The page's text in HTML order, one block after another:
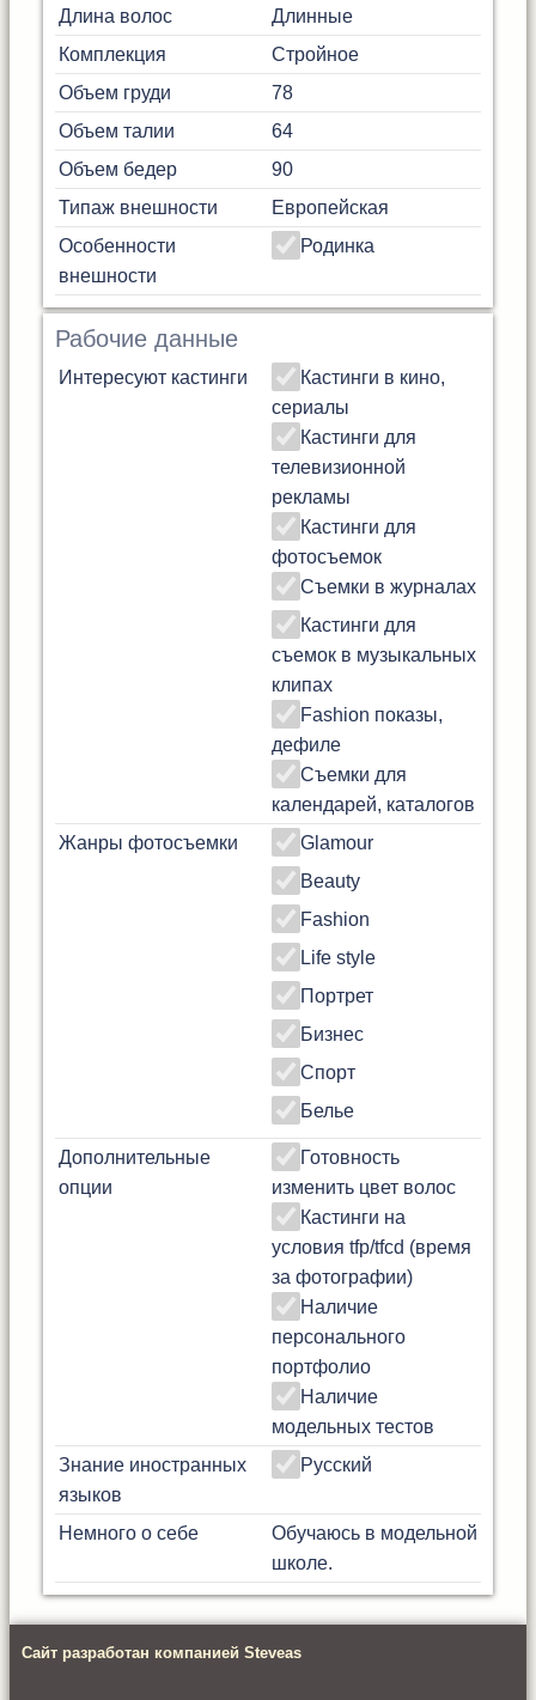
Длина волос
Длинные
Комплекция
Стройное
Объем груди
78
Объем талии
64
Объем бедер
90
Типаж внешности
Европейская
Особенности
внешности
Родинка
Рабочие данные
Интересуют кастинги
Кастинги в кино,
сериалы
Кастинги для
телевизионной
рекламы
Кастинги для
фотосъемок
Съемки в журналах
Кастинги для
съемок в музыкальных
клипах
Fashion показы,
дефиле
Съемки для
календарей, каталогов
Жанры фотосъемки
Glamour
Beauty
Fashion
Life style
Портрет
Бизнес
Спорт
Белье
Дополнительные
опции
Готовность
изменить цвет волос
Кастинги на
условия tfp/tfcd (время
за фотографии)
Наличие
персонального
портфолио
Наличие
модельных тестов
Знание иностранных
языков
Русский
Немного о себе
Обучаюсь в модельной
школе.
Сайт разработан компанией Steveas